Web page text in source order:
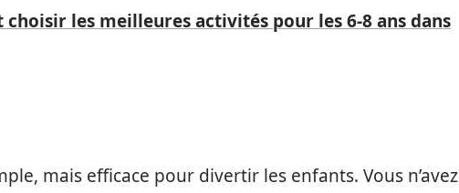
choisir les meilleures activités pour les 6-8 ans dans
mais efficace pour divertir les enfants. Vous n’avez